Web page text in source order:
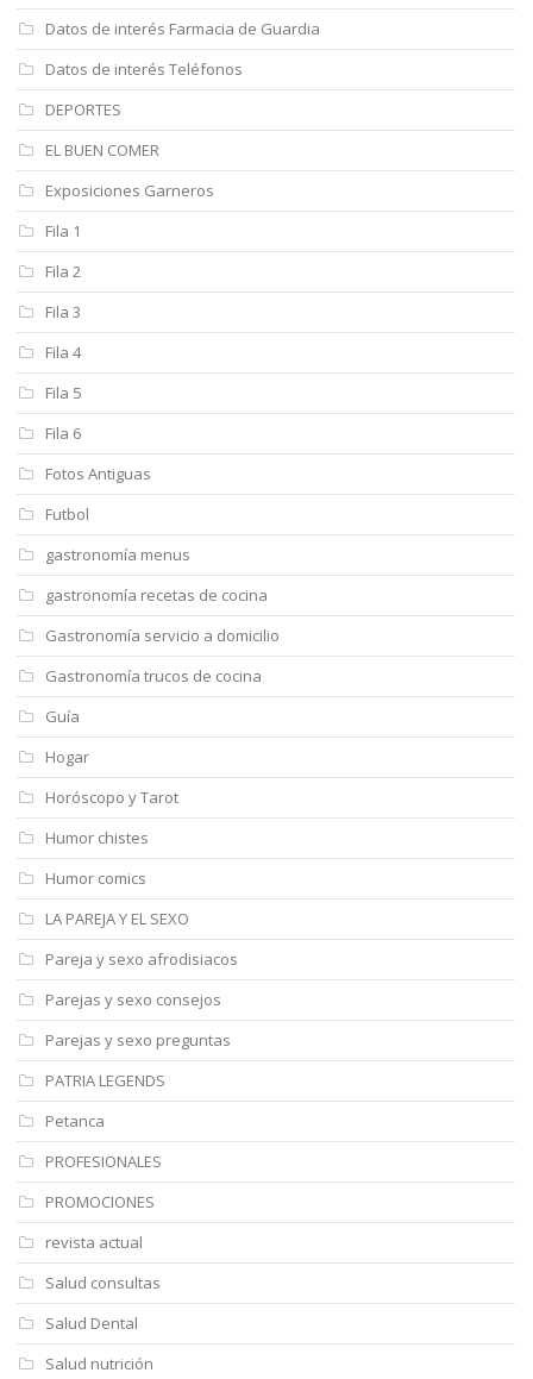
Datos de interés Farmacia de Guardia
Datos de interés Teléfonos
DEPORTES
EL BUEN COMER
Exposiciones Garneros
Fila 1
Fila 2
Fila 3
Fila 4
Fila 5
Fila 6
Fotos Antiguas
Futbol
gastronomía menus
gastronomía recetas de cocina
Gastronomía servicio a domicilio
Gastronomía trucos de cocina
Guía
Hogar
Horóscopo y Tarot
Humor chistes
Humor comics
LA PAREJA Y EL SEXO
Pareja y sexo afrodisiacos
Parejas y sexo consejos
Parejas y sexo preguntas
PATRIA LEGENDS
Petanca
PROFESIONALES
PROMOCIONES
revista actual
Salud consultas
Salud Dental
Salud nutrición